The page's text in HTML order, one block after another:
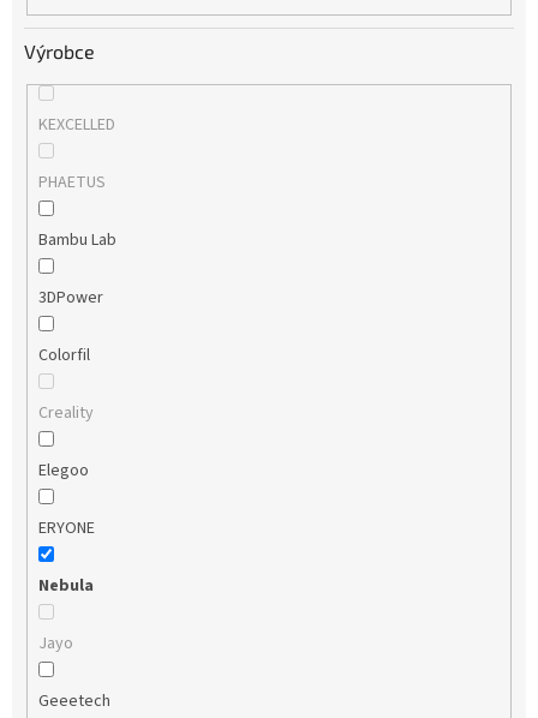
Výrobce
KEXCELLED
PHAETUS
Bambu Lab
3DPower
Colorfil
Creality
Elegoo
ERYONE
Nebula
Jayo
Geeetech